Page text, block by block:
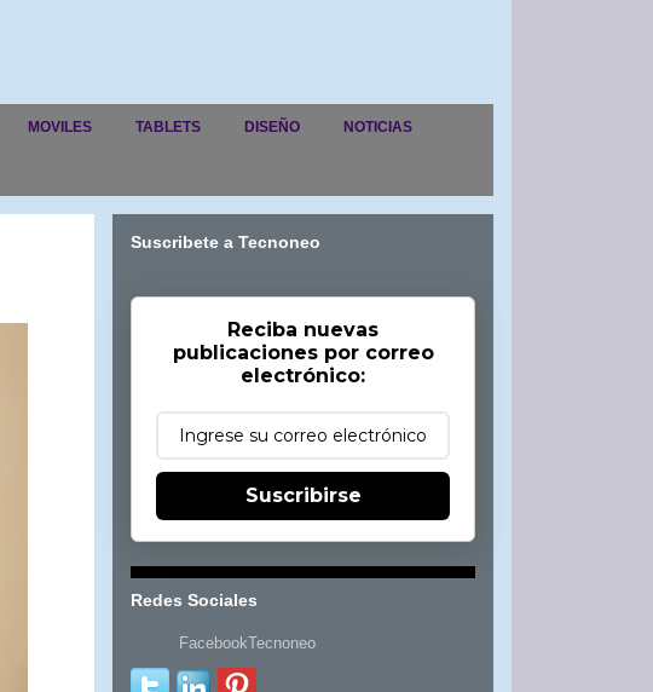
MOVILES TABLETS DISEÑO NOTICIAS
Suscribete a Tecnoneo
Reciba nuevas
publicaciones por correo
electrónico:
Suscribirse
Redes Sociales
FacebookTecnoneo